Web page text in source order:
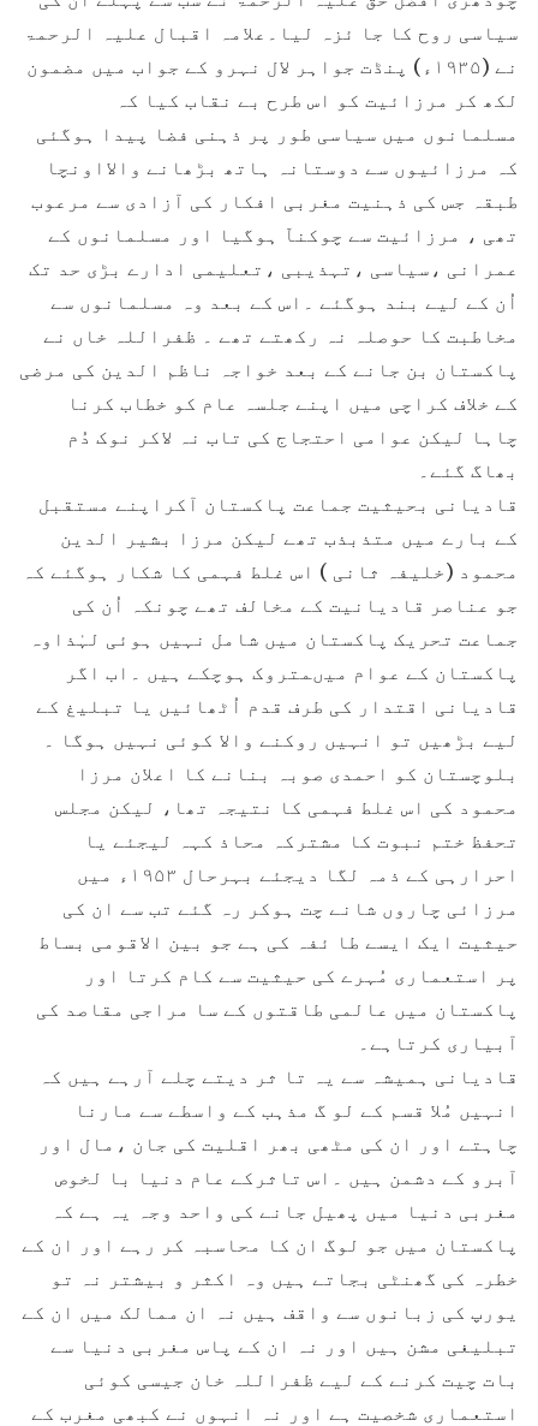
سیاسی روح کا جا ئزہ لیا۔علامہ اقبال علیہ الرحمۃ
نے (۱۹۳۵ء) پنڈت جواہر لال نہرو کے جواب میں مضمون
لکھ کر مرزائیت کو اس طرح بے نقاب کیا کہ
مسلمانوں میں سیاسی طور پر ذہنی فضا پیدا ہوگئی
کہ مرزائیوں سے دوستانہ ہاتھ بڑھانے والااونچا
طبقہ جس کی ذہنیت مغربی افکار کی آزادی سے مرعوب
تھی ، مرزائیت سے چوکناّ ہوگیا اور مسلمانوں کے
عمرانی ،سیاسی ،تہذیبی ،تعلیمی ادارے بڑی حد تک
اُن کے لیے بند ہوگئے ۔اس کے بعد وہ مسلمانوں سے
مخاطبت کا حوصلہ نہ رکھتے تھے ۔ ظفراللہ خاں نے
پاکستان بن جانے کے بعد خواجہ ناظم الدین کی مرضی
کے خلاف کراچی میں اپنے جلسہ عام کو خطاب کرنا
چاہا لیکن عوامی احتجاج کی تاب نہ لاکر نوک دُم
بھاگ گئے۔
قادیانی بحیثیت جماعت پاکستان آکراپنے مستقبل
کے بارے میں متذبذب تھے لیکن مرزا بشیر الدین
محمود (خلیفہ ثانی ) اس غلط فہمی کا شکار ہوگئے کہ
جو عناصر قادیانیت کے مخالف تھے چونکہ اُن کی
جماعت تحریک پاکستان میں شامل نہیں ہوئی لہٰذاوہ
پاکستان کے عوام میںمتروک ہوچکے ہیں ۔اب اگر
قادیانی اقتدار کی طرف قدم اُٹھائیں یا تبلیغ کے
لیے بڑھیں تو انہیں روکنے والا کوئی نہیں ہوگا ۔
بلوچستان کو احمدی صوبہ بنانے کا اعلان مرزا
محمود کی اس غلط فہمی کا نتیجہ تھا، لیکن مجلس
تحفظ ختم نبوت کا مشترکہ محاذ کہہ لیجئے یا
احرارہی کے ذمہ لگا دیجئے بہرحال ۱۹۵۳ء میں
مرزائی چاروں شانے چت ہوکر رہ گئے تب سے ان کی
حیثیت ایک ایسے طا ئفہ کی ہے جو بین الاقومی بساط
پر استعماری مُہرے کی حیثیت سے کام کرتا اور
پاکستان میں عالمی طاقتوں کے سا مراجی مقاصد کی
آبیاری کرتاہے۔
قادیانی ہمیشہ سے یہ تا ثر دیتے چلے آرہے ہیں کہ
انہیں مُلا قسم کے لو گ مذہب کے واسطے سے مارنا
چاہتے اور ان کی مٹھی بھر اقلیت کی جان ،مال اور
آبرو کے دشمن ہیں ۔اس تاثرکے عام دنیا با لخوص
مغربی دنیا میں پھیل جانے کی واحد وجہ یہ ہے کہ
پاکستان میں جو لوگ ان کا محاسبہ کر رہے اور ان کے
خطرہ کی گھنٹی بجاتے ہیں وہ اکثر و بیشتر نہ تو
یورپ کی زبانوں سے واقف ہیں نہ ان ممالک میں ان کے
تبلیغی مشن ہیں اور نہ ان کے پاس مغربی دنیا سے
بات چیت کرنے کے لیے ظفراللہ خان جیسی کوئی
استعماری شخصیت ہے اور نہ انہوں نے کبھی مغرب کے